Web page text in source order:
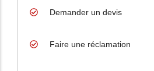
Demander un devis
Faire une réclamation